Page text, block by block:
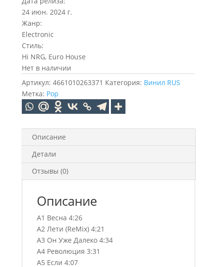
24 июн. 2024 г.
Жанр:
Electronic
Стиль:
Hi NRG, Euro House
Нет в наличии
Артикул: 4661010263371 Категория: Винил RUS
Метка: Pop
Описание
Детали
Отзывы (0)
Описание
A1 Весна 4:26
A2 Лети (ReMix) 4:21
A3 Он Уже Далеко 4:34
A4 Революция 3:31
A5 Если 4:07